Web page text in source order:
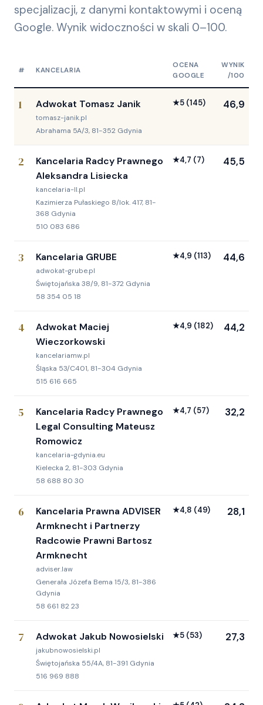
specjalizacji, z danymi kontaktowymi i oceną
Google. Wynik widoczności w skali 0–100.
# KANCELARIA
OCENA
GOOGLE
WYNIK
/100
1 Adwokat Tomasz Janik
tomasz-janik.pl
Abrahama 5A/3, 81-352 Gdynia
★5 (145) 46,9
2
Kancelaria Radcy Prawnego
Aleksandra Lisiecka
kancelaria-ll.pl
Kazimierza Pułaskiego 8/lok. 417, 81-
368 Gdynia
510 083 686
★4,7 (7) 45,5
3 Kancelaria GRUBE
adwokat-grube.pl
Świętojańska 38/9, 81-372 Gdynia
58 354 05 18
★4,9 (113) 44,6
4
Adwokat Maciej
Wieczorkowski
kancelariamw.pl
Śląska 53/C401, 81-304 Gdynia
515 616 665
★4,9 (182) 44,2
5
Kancelaria Radcy Prawnego
Legal Consulting Mateusz
Romowicz
kancelaria-gdynia.eu
Kielecka 2, 81-303 Gdynia
58 688 80 30
★4,7 (57) 32,2
6
Kancelaria Prawna ADVISER
Armknecht i Partnerzy
Radcowie Prawni Bartosz
Armknecht
adviser.law
Generała Józefa Bema 15/3, 81-386
Gdynia
58 661 82 23
★4,8 (49) 28,1
7 Adwokat Jakub Nowosielski
jakubnowosielski.pl
Świętojańska 55/4A, 81-391 Gdynia
516 969 888
★5 (53) 27,3